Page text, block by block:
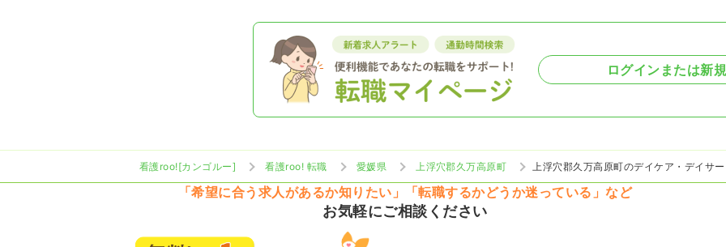
ログインまたは新
看護roo![カンゴルー] 看護roo! 転職 愛媛県 上浮穴郡久万高原町 上浮穴郡久万高原町のデイケア・デイサ
「希望に合う求人があるか知りたい」「転職するかどうか迷っている」など
お気軽にご相談ください